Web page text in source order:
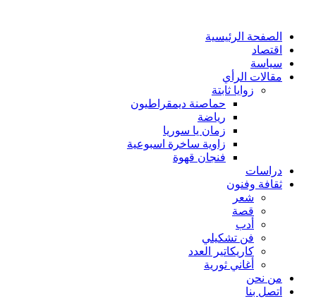
الصفحة الرئيسية
اقتصاد
سياسة
مقالات الرأي
زوايا ثابتة
حماصنة ديمقراطيون
رياضة
زمان يا سوريا
زاوية ساخرة اسبوعية
فنجان قهوة
دراسات
ثقافة وفنون
شعر
قصة
أدب
فن تشكيلي
كاريكاتير العدد
أغاني ثورية
من نحن
اتصل بنا